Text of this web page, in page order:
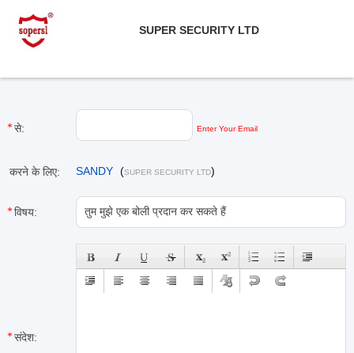
SUPER SECURITY LTD
से: Enter Your Email
करने के लिए: SANDY (SUPER SECURITY LTD)
विषय:
संदेश: